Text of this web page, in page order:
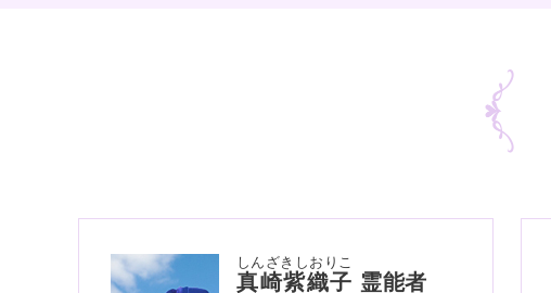
真崎紫織子
しんざきしおりこ
霊能者